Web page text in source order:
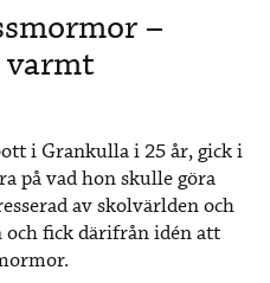
–
varmt
i Grankulla i 25 år, gick i
på vad hon skulle göra
av skolvärlden och
fick därifrån idén att